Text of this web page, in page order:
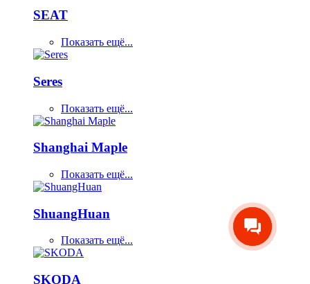
SEAT
Показать ещё...
Seres
Показать ещё...
Shanghai Maple
Показать ещё...
ShuangHuan
Показать ещё...
SKODA